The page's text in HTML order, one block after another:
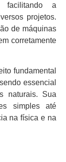
facilitando a
projetos.
de máquinas
corretamente
fundamental
essencial
naturais. Sua
simples até
na física e na